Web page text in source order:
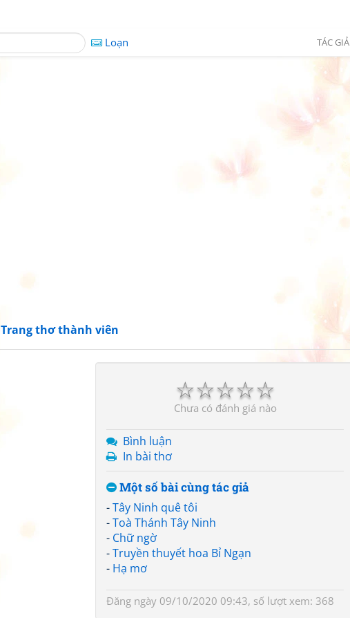
Loạn TÁC GIẢ
Trang thơ thành viên
☆
☆
☆
☆
☆
Chưa có đánh giá nào
Bình luận
In bài thơ
Một số bài cùng tác giả
-Tây Ninh quê tôi
-Toà Thánh Tây Ninh
- Chữ ngờ
-Truyền thuyết hoa Bỉ Ngạn
- Hạ mơ
Đăng ngày 09/10/2020 09:43, số lượt xem: 368